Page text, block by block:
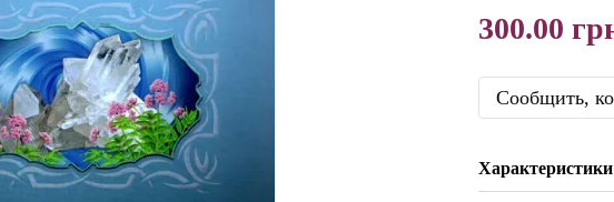
300.00
Сообщить,
Характеристики